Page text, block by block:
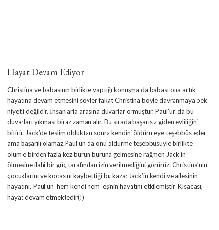
Hayat Devam Ediyor
Christina ve babasının birlikte yaptığı konuşma da babası ona artık
hayatına devam etmesini söyler fakat Christina böyle davranmaya pek
niyetli değildir. İnsanlarla arasına duvarlar örmüştür. Paul’un da bu
duvarları yıkması biraz zaman alır. Bu sırada başarısız giden evliliğini
bitirir. Jack’de teslim olduktan sonra kendini öldürmeye teşebbüs eder
ama başarılı olamaz.Paul’un da onu öldürme teşebbüsüyle birlikte
ölümle birden fazla kez burun buruna gelmesine rağmen Jack’in
ölmesine ilahi bir güç tarafından izin verilmediğini görürüz. Christina’nın
çocuklarını ve kocasını kaybettiği bu kaza; Jack’in kendi ve ailesinin
hayatını, Paul’un hem kendi hem eşinin hayatını etkilemiştir. Kısacası,
hayat devam etmektedir(!)